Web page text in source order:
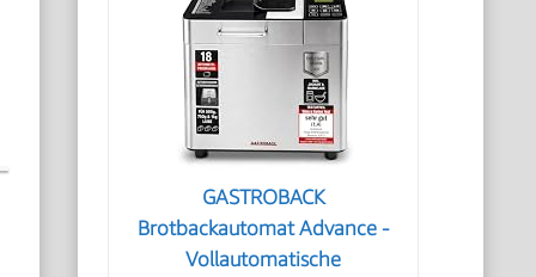
GASTROBACK
Brotbackautomat Advance -
Vollautomatische